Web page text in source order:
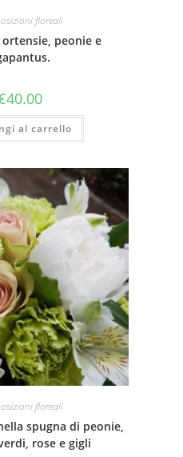
floreali
peonie e
40.00
al carrello
floreali
spugna di peonie,
rose e gigli